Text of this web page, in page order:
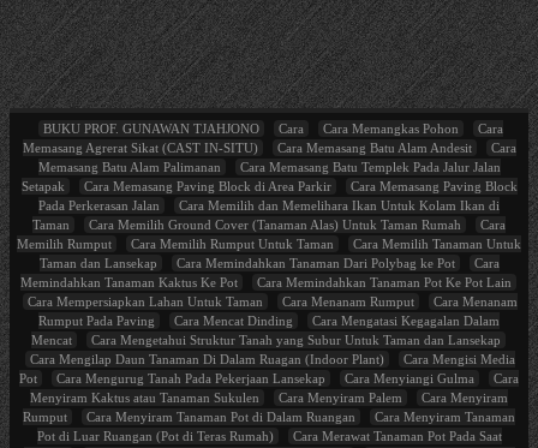
BUKU PROF. GUNAWAN TJAHJONO Cara Cara Memangkas Pohon
Cara
Memasang Agrerat Sikat (CAST IN-SITU)
Cara Memasang Batu Alam Andesit
Cara
Memasang Batu Alam Palimanan
Cara Memasang Batu Templek Pada Jalur Jalan
Setapak
Cara Memasang Paving Block di Area Parkir
Cara Memasang Paving Block
Pada Perkerasan Jalan
Cara Memilih dan Memelihara Ikan Untuk Kolam Ikan di
Taman
Cara Memilih Ground Cover (Tanaman Alas) Untuk Taman Rumah
Cara
Memilih Rumput
Cara Memilih Rumput Untuk Taman
Cara Memilih Tanaman Untuk
Taman dan Lansekap
Cara Memindahkan Tanaman Dari Polybag ke Pot
Cara
Memindahkan Tanaman Kaktus Ke Pot
Cara Memindahkan Tanaman Pot Ke Pot Lain
Cara Mempersiapkan Lahan Untuk Taman
Cara Menanam Rumput
Cara Menanam
Rumput Pada Paving
Cara Mencat Dinding
Cara Mengatasi Kegagalan Dalam
Mencat
Cara Mengetahui Struktur Tanah yang Subur Untuk Taman dan Lansekap
Cara Mengilap Daun Tanaman Di Dalam Ruagan (Indoor Plant)
Cara Mengisi Media
Pot
Cara Mengurug Tanah Pada Pekerjaan Lansekap Cara Menyiangi Gulma
Cara
Menyiram Kaktus atau Tanaman Sukulen
Cara Menyiram Palem
Cara Menyiram
Rumput
Cara Menyiram Tanaman Pot di Dalam Ruangan
Cara Menyiram Tanaman
Pot di Luar Ruangan (Pot di Teras Rumah)
Cara Merawat Tanaman Pot Pada Saat